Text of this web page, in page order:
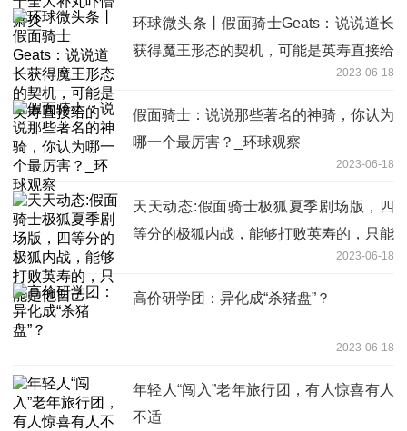
环球微头条丨假面骑士Geats：说说道长
获得魔王形态的契机，可能是英寿直接给
2023-06-18
假面骑士：说说那些著名的神骑，你认为
哪一个最厉害？_环球观察
2023-06-18
天天动态:假面骑士极狐夏季剧场版，四
等分的极狐内战，能够打败英寿的，只能
2023-06-18
高价研学团：异化成“杀猪盘”？
2023-06-18
年轻人“闯入”老年旅行团，有人惊喜有人
不适